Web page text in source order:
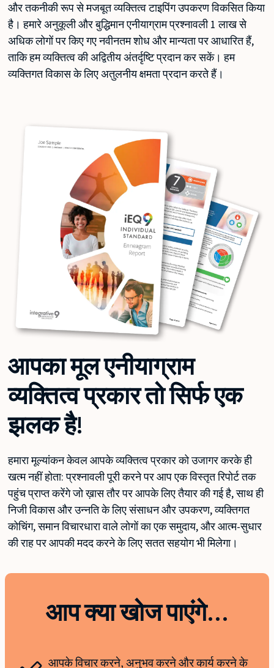
और तकनीकी रूप से मजबूत व्यक्तित्व टाइपिंग उपकरण विकसित किया
है। हमारे अनुकूली और बुद्धिमान एनीयाग्राम प्रश्नावली 1 लाख से
अधिक लोगों पर किए गए नवीनतम शोध और मान्यता पर आधारित हैं,
ताकि हम व्यक्तित्व की अद्वितीय अंतर्दृष्टि प्रदान कर सकें। हम
व्यक्तिगत विकास के लिए अतुलनीय क्षमता प्रदान करते हैं।
आपका मूल एनीयाग्राम
व्यक्तित्व प्रकार तो सिर्फ एक
झलक है!
हमारा मूल्यांकन केवल आपके व्यक्तित्व प्रकार को उजागर करके ही
खत्म नहीं होता: प्रश्नावली पूरी करने पर आप एक विस्तृत रिपोर्ट तक
पहुंच प्राप्त करेंगे जो ख़ास तौर पर आपके लिए तैयार की गई है, साथ ही
निजी विकास और उन्नति के लिए संसाधन और उपकरण, व्यक्तिगत
कोचिंग, समान विचारधारा वाले लोगों का एक समुदाय, और आत्म-सुधार
की राह पर आपकी मदद करने के लिए सतत सहयोग भी मिलेगा।
आप क्या खोज पाएंगे...
आपके विचार करने, अनुभव करने और कार्य करने के